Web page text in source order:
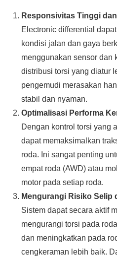
Responsivitas Tinggi
Electronic differential
kondisi jalan dan gaya
menggunakan sensor dan
distribusi torsi yang diatur
pengemudi merasakan
stabil dan nyaman.
Optimalisasi Performa
Dengan kontrol torsi yang
dapat memaksimalkan
roda. Ini sangat penting
empat roda (AWD) atau
motor pada setiap roda.
Mengurangi Risiko Selip
Sistem dapat secara aktif
mengurangi torsi pada
dan meningkatkan pada
cengkeraman lebih baik.